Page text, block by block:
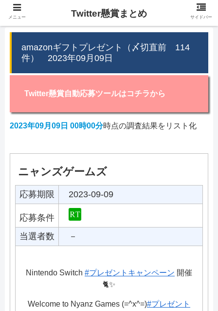
amazonギフトプレゼント（〆切直前 114
件） 2023年09月09日
Twitter懸賞自動応募ツールはコチラから
2023年09月09日 00時00分時点の調査結果をリスト化
ニャンズゲームズ
応募期限 2023-09-09
応募条件
当選者数
－
Nintendo Switch #プレゼントキャンペーン 開催
🐈✨
Welcome to Nyanz Games (=^x^=)#プレゼント
メニュー Twitter懸賞まとめ サイドバー